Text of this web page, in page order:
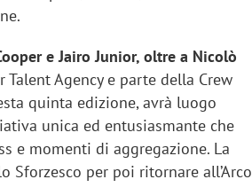
e Jairo Junior, oltre a Nicolò
Talent Agency e parte della Crew
quinta edizione, avrà luogo
unica ed entusiasmante che
e momenti di aggregazione. La
Sforzesco per poi ritornare all’Arco